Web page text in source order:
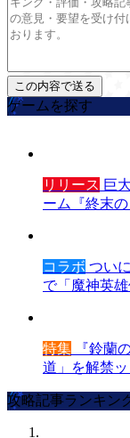
ゲームを探す
リリース 巨
ーム『終末
コラボ つい
で「魔神英
特集 『鈴蘭
道」を解禁
攻略記事ランキン